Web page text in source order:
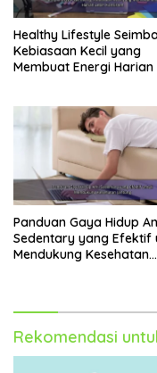
Healthy Lifestyle
Kebiasaan Kecil yang
Membuat Energi Harian
Panduan Gaya Hidup
Sedentary yang Efektif
Mendukung Kesehatan
Rekomendasi